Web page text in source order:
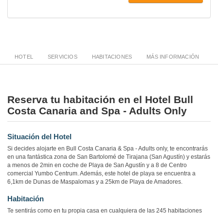
HOTEL SERVICIOS HABITACIONES MÁS INFORMACIÓN
Reserva tu habitación en el Hotel Bull
Costa Canaria and Spa - Adults Only
Situación del Hotel
Si decides alojarte en Bull Costa Canaria & Spa - Adults only, te encontrarás
en una fantástica zona de San Bartolomé de Tirajana (San Agustín) y estarás
a menos de 2min en coche de Playa de San Agustín y a 8 de Centro
comercial Yumbo Centrum. Además, este hotel de playa se encuentra a
6,1km de Dunas de Maspalomas y a 25km de Playa de Amadores.
Habitación
Te sentirás como en tu propia casa en cualquiera de las 245 habitaciones